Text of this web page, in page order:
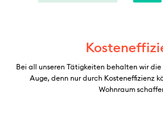
Bei all unseren Tätigkeiten behalten wir
Auge, denn nur durch Kosteneffizienz
Wohnraum